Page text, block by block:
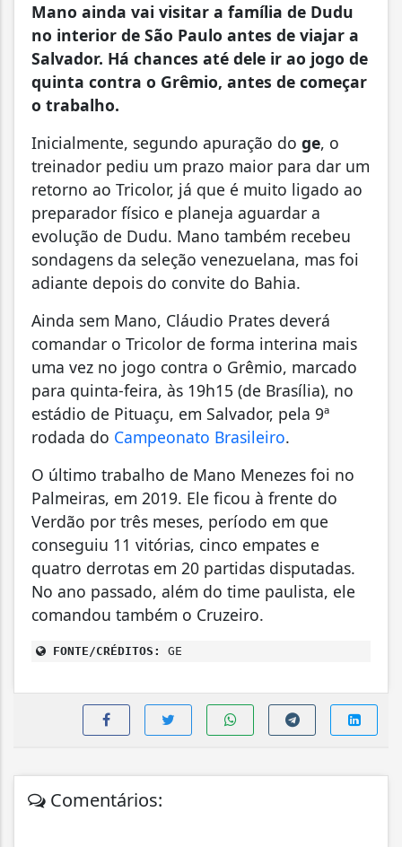
Mano ainda vai visitar a família de Dudu
no interior de São Paulo antes de viajar a
Salvador. Há chances até dele ir ao jogo de
quinta contra o Grêmio, antes de começar
o trabalho.
Inicialmente, segundo apuração do ge, o
treinador pediu um prazo maior para dar um
retorno ao Tricolor, já que é muito ligado ao
preparador físico e planeja aguardar a
evolução de Dudu. Mano também recebeu
sondagens da seleção venezuelana, mas foi
adiante depois do convite do Bahia.
Ainda sem Mano, Cláudio Prates deverá
comandar o Tricolor de forma interina mais
uma vez no jogo contra o Grêmio, marcado
para quinta-feira, às 19h15 (de Brasília), no
estádio de Pituaçu, em Salvador, pela 9ª
rodada do Campeonato Brasileiro.
O último trabalho de Mano Menezes foi no
Palmeiras, em 2019. Ele ficou à frente do
Verdão por três meses, período em que
conseguiu 11 vitórias, cinco empates e
quatro derrotas em 20 partidas disputadas.
No ano passado, além do time paulista, ele
comandou também o Cruzeiro.
FONTE/CRÉDITOS: GE
Comentários: